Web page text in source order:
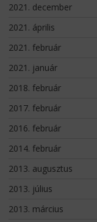
2021. december
2021. április
2021. február
2021. január
2018. február
2017. február
2016. február
2014. február
2013. augusztus
2013. július
2013. március